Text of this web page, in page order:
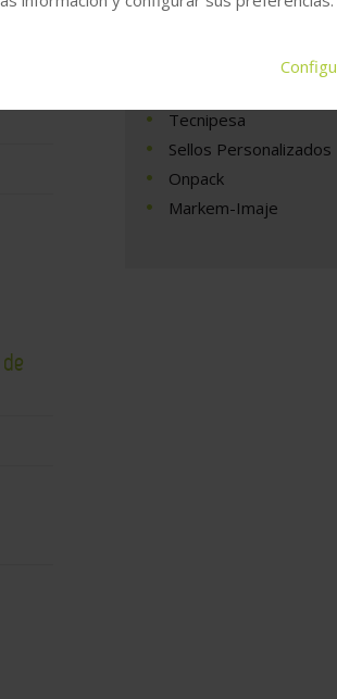
Tecnipesa
Sellos
Onpack
Markem-Imaje